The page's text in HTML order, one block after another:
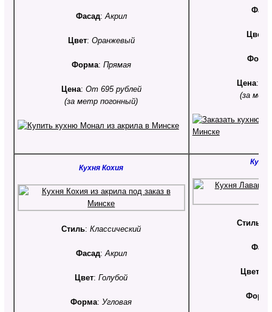
Фасад:Акрил
Цвет: Оранжевый
Форма: Прямая
Цена: От 695 рублей
(за метр погонный)
Цвет
Цена:
(за
Кухня Кохия
Стиль:Классический
Фасад:Акрил
Цвет:Голубой
Форма:Угловая
Стиль
Цвет